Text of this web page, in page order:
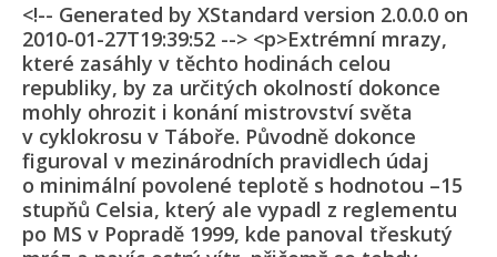
<!-- Generated by XStandard version 2.0.0.0 on
2010-01-27T19:39:52 --> <p>Extrémní mrazy,
které zasáhly v těchto hodinách celou
republiky, by za určitých okolností dokonce
mohly ohrozit i konání mistrovství světa
v cyklokrosu v Táboře. Původně dokonce
figuroval v mezinárodních pravidlech údaj
o minimální povolené teplotě s hodnotou –15
stupňů Celsia, který ale vypadl z reglementu
po MS v Popradě 1999, kde panoval třeskutý